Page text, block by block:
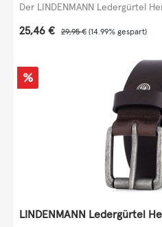
Der LINDENMANN Ledergürtel
Verkaufspreis:
25,46 € Regulärer Preis:
29,95 € (14.99% gespart)
Rabatt
%
LINDENMANN Ledergürtel